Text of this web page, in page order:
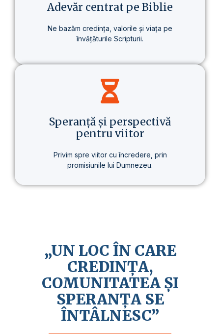
Adevăr centrat pe Biblie
Ne bazăm credința, valorile și viața pe
învățăturile Scripturii.
Baza tuturor învățăturilor noastre este
Biblia – prezentată clar, consecvent și pe
înțelesul fiecăruia.
Speranță și perspectivă
pentru viitor
Privim spre viitor cu încredere, prin
promisiunile lui Dumnezeu.
„UN LOC ÎN CARE
CREDINȚA,
COMUNITATEA ȘI
SPERANȚA SE
ÎNTÂLNESC”